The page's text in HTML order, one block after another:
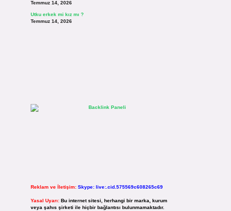
Temmuz 14, 2026
Utku erkek mi kız mı ?
Temmuz 14, 2026
Reklam ve İletişim: Skype: live:.cid.575569c608265c69
Yasal Uyarı: Bu internet sitesi, herhangi bir marka, kurum
veya şahıs şirketi ile hiçbir bağlantısı bulunmamaktadır.